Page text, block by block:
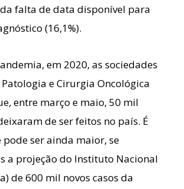
falta de data disponível para
(16,1%).
em 2020, as sociedades
e Cirurgia Oncológica
entre março e maio, 50 mil
de ser feitos no país. É
ser ainda maior, se
a projeção do Instituto Nacional
de 600 mil novos casos da